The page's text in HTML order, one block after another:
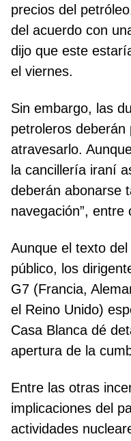
precios del
del acuerdo con
dijo que este
el viernes.
Sin embargo, las
petroleros
atravesarlo.
la cancillería iraní
deberán abonarse
navegación”, entre
Aunque el texto
público, los
G7 (Francia,
el Reino Unido)
Casa Blanca dé
apertura de la
Entre las otras
implicaciones del
actividades